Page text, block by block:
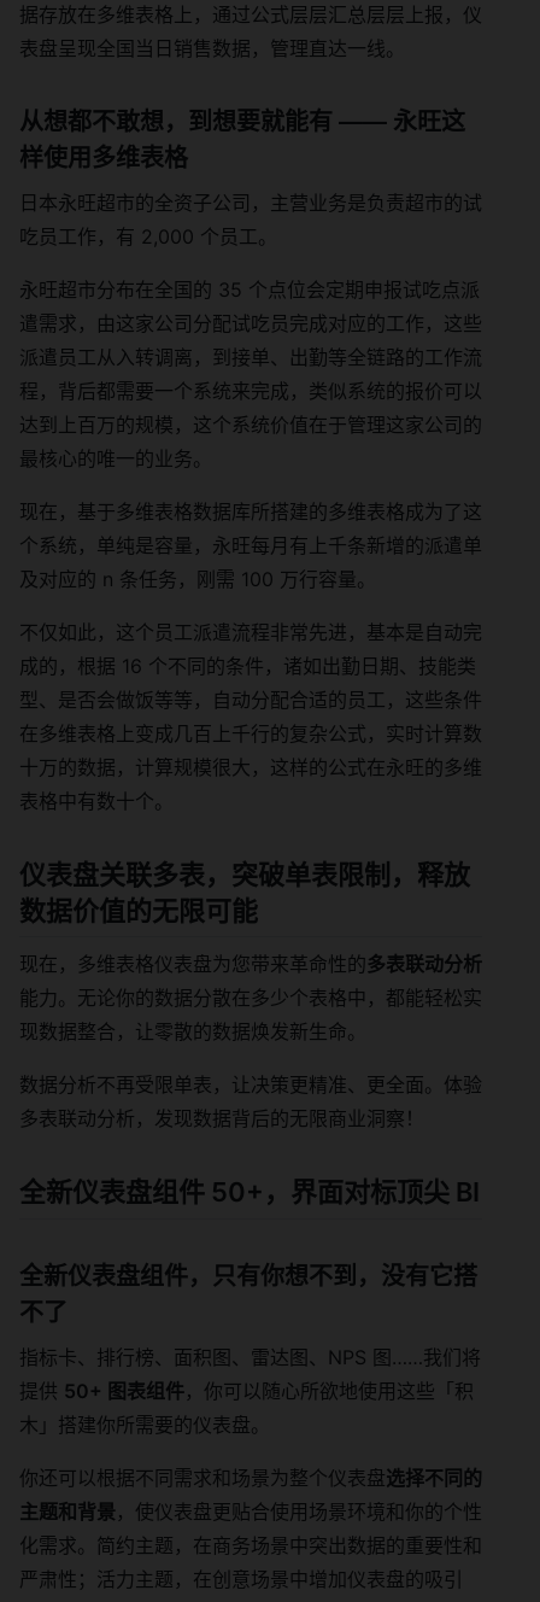
据存放在多维表格上，通过公式层层汇总层层上报，仪
表盘呈现全国当日销售数据，管理直达一线。
从想都不敢想，到想要就能有 —— 永旺这
样使用多维表格
日本永旺超市的全资子公司，主营业务是负责超市的试
吃员工作，有 2,000 个员工。
永旺超市分布在全国的 35 个点位会定期申报试吃点派
遣需求，由这家公司分配试吃员完成对应的工作，这些
派遣员工从入转调离，到接单、出勤等全链路的工作流
程，背后都需要一个系统来完成，类似系统的报价可以
达到上百万的规模，这个系统价值在于管理这家公司的
最核心的唯一的业务。
现在，基于多维表格数据库所搭建的多维表格成为了这
个系统，单纯是容量，永旺每月有上千条新增的派遣单
及对应的 n 条任务，刚需 100 万行容量。
不仅如此，这个员工派遣流程非常先进，基本是自动完
成的，根据 16 个不同的条件，诸如出勤日期、技能类
型、是否会做饭等等，自动分配合适的员工，这些条件
在多维表格上变成几百上千行的复杂公式，实时计算数
十万的数据，计算规模很大，这样的公式在永旺的多维
表格中有数十个。
仪表盘关联多表，突破单表限制，释放
数据价值的无限可能
现在，多维表格仪表盘为您带来革命性的多表联动分析
能力。无论你的数据分散在多少个表格中，都能轻松实
现数据整合，让零散的数据焕发新生命。
数据分析不再受限单表，让决策更精准、更全面。体验
多表联动分析，发现数据背后的无限商业洞察！
全新仪表盘组件 50+ ，界面对标顶尖 BI
全新仪表盘组件，只有你想不到，没有它搭
不了
指标卡、排行榜、面积图、雷达图、NPS 图……我们将
提供 50+ 图表组件，你可以随心所欲地使用这些「积
木」搭建你所需要的仪表盘。
你还可以根据不同需求和场景为整个仪表盘选择不同的
主题和背景，使仪表盘更贴合使用场景环境和你的个性
化需求。简约主题，在商务场景中突出数据的重要性和
严肃性；活力主题，在创意场景中增加仪表盘的吸引